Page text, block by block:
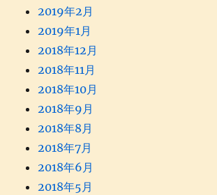
2019年2月
2019年1月
2018年12月
2018年11月
2018年10月
2018年9月
2018年8月
2018年7月
2018年6月
2018年5月